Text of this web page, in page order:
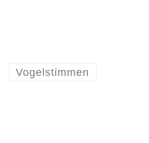
Vogelstimmen